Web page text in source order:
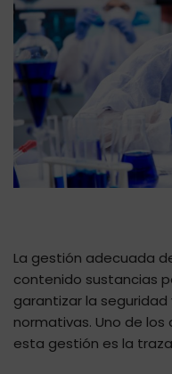
La gestión adecuada
contenido sustancias
garantizar la
normativas. Uno de
esta gestión es la